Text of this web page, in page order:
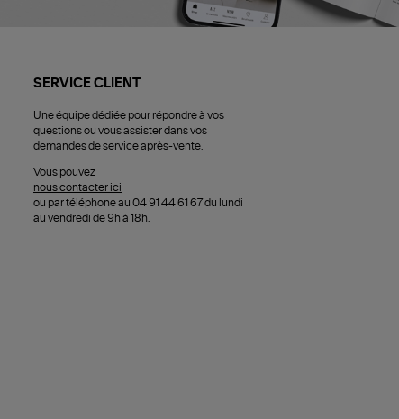
SERVICE CLIENT
Une équipe dédiée pour répondre à vos
questions ou vous assister dans vos
demandes de service après-vente.
Vous pouvez
nous contacter ici
ou par téléphone au 04 91 44 61 67 du lundi
au vendredi de 9h à 18h.